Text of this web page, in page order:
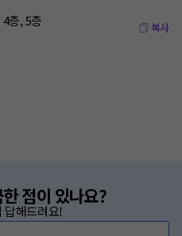
층, 5층 복사
점이 있나요?
답해드려요!